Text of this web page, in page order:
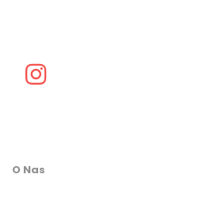
O Nas